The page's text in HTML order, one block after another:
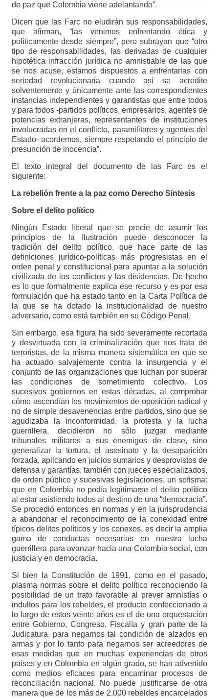
de paz que Colombia viene adelantando”.
Dicen que las Farc no eludirán sus responsabilidades,
que afirman, “las venimos enfrentando ética y
políticamente desde siempre”, pero subrayan que “otro
tipo de responsabilidades, las derivadas de cualquier
hipotética infracción jurídica no amnistiable de las que
se nos acuse, estamos dispuestos a enfrentarlas con
seriedad revolucionaria cuando así se acredite
solventemente y únicamente ante las correspondientes
instancias independientes y garantistas que entre todos
y para todos -partidos políticos, empresarios, agentes de
potencias extranjeras, representantes de instituciones
involucradas en el conflicto, paramilitares y agentes del
Estado- acordemos, siempre respetando el principio de
presunción de inocencia”.
El texto integral del documento de las Farc es el
siguiente:
La rebelión frente a la paz como Derecho Síntesis
Sobre el delito político
Ningún Estado liberal que se precie de asumir los
principios de la Ilustración puede desconocer la
tradición del delito político, que hace parte de las
definiciones jurídico-políticas más progresistas en el
orden penal y constitucional para apuntar a la solución
civilizada de los conflictos y las disidencias. De hecho
es lo que formalmente explica ese recurso y es por esa
formulación que ha estado tanto en la Carta Política de
la que se ha dotado la institucionalidad de nuestro
adversario, como está también en su Código Penal.
Sin embargo, esa figura ha sido severamente recortada
y desvirtuada con la criminalización que nos trata de
terroristas, de la misma manera sistemática en que se
ha actuado salvajemente contra la insurgencia y el
conjunto de las organizaciones que luchan por superar
las condiciones de sometimiento colectivo. Los
sucesivos gobiernos en estas décadas, al comprobar
cómo ascendían los movimientos de oposición radical y
no de simple desavenencias entre partidos, sino que se
agudizaba la inconformidad, la protesta y la lucha
guerrillera, decidieron no sólo juzgar mediante
tribunales militares a sus enemigos de clase, sino
generalizar la tortura, el asesinato y la desaparición
forzada, aplicando en juicios sumarios y desprovistos de
defensa y garantías, también con jueces especializados,
de orden público y sucesivas legislaciones, un sofisma:
que en Colombia no podía legitimarse el delito político
al estar asistiendo todos al destino de una “democracia”.
Se procedió entonces en normas y en la jurisprudencia
a abandonar el reconocimiento de la conexidad entre
típicos delitos políticos y los conexos, es decir la amplia
gama de conductas necesarias en nuestra lucha
guerrillera para avanzar hacia una Colombia social, con
justicia y en democracia.
Si bien la Constitución de 1991, como en el pasado,
plasma normas sobre el delito político reconociendo la
posibilidad de un trato favorable al prever amnistías o
indultos para los rebeldes, el producto confeccionado a
lo largo de estos veinte años es el de una orquestación
entre Gobierno, Congreso, Fiscalía y gran parte de la
Judicatura, para negarnos tal condición de alzados en
armas y por lo tanto para negarnos ser acreedores de
esas medidas que en muchas experiencias de otros
países y en Colombia en algún grado, se han advertido
como medios eficaces para encaminar procesos de
reconciliación nacional. No puede justificarse de otra
manera que de los más de 2.000 rebeldes encarcelados